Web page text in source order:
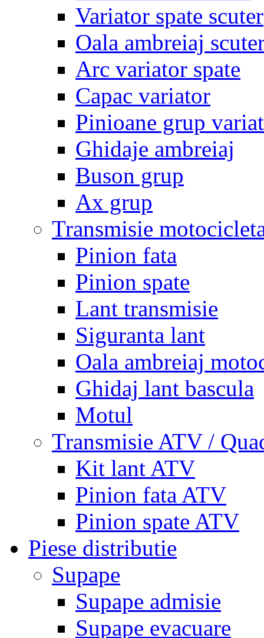
Variator spate scuter
Oala ambreiaj
Arc variator spate
Capac variator
Pinioane grup
Ghidaje ambreiaj
Buson grup
Ax grup
Transmisie
Pinion fata
Pinion spate
Lant transmisie
Siguranta lant
Oala ambreiaj
Ghidaj lant bascula
Motul
Transmisie ATV /
Kit lant ATV
Pinion fata ATV
Pinion spate ATV
Piese distributie
Supape
Supape admisie
Supape evacuare